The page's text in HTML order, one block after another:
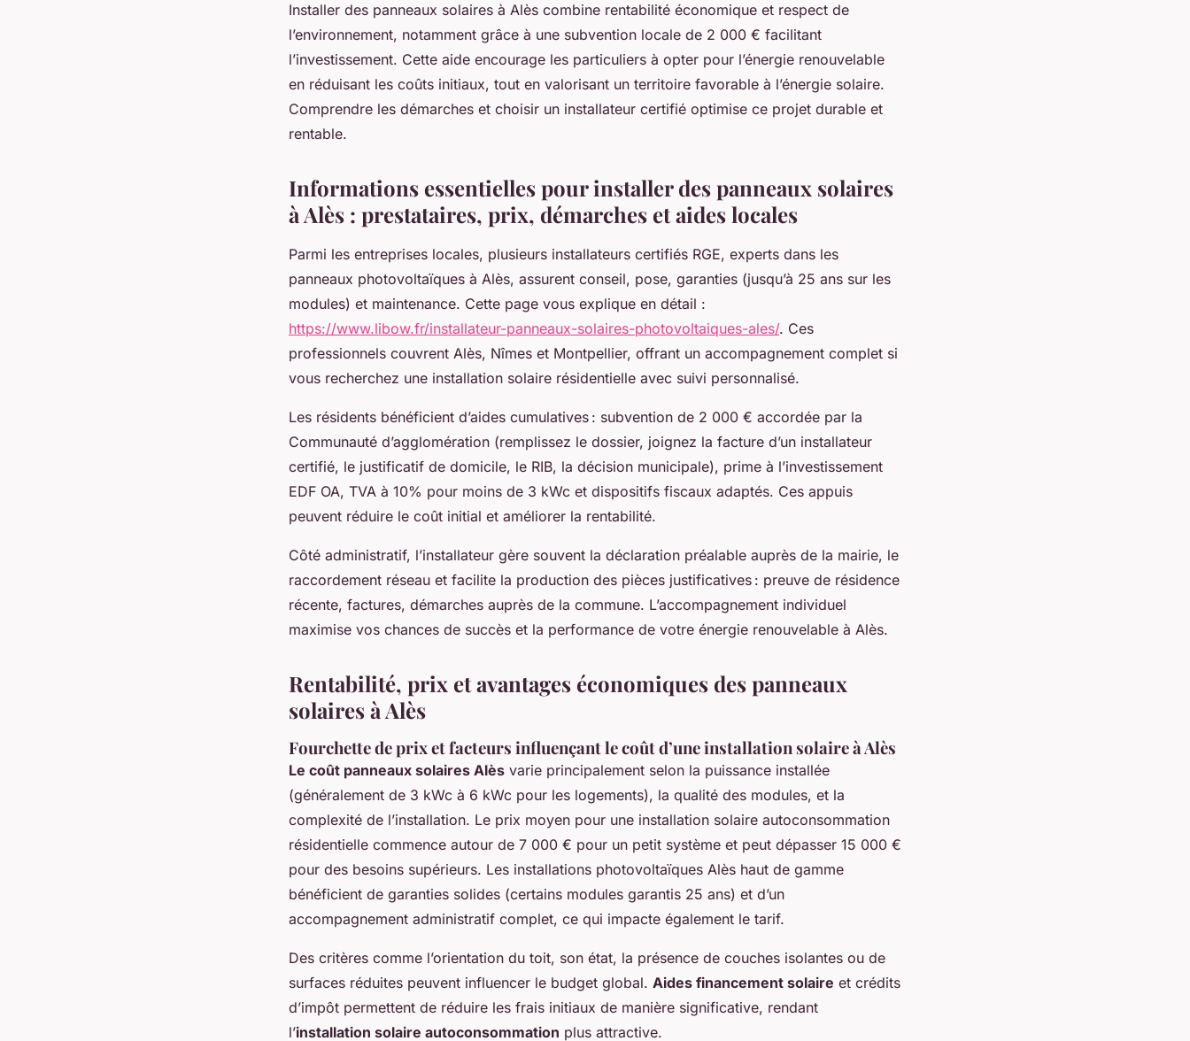
Installer des panneaux solaires à Alès combine rentabilité économique et respect de
l’environnement, notamment grâce à une subvention locale de 2 000 € facilitant
l’investissement. Cette aide encourage les particuliers à opter pour l’énergie renouvelable
en réduisant les coûts initiaux, tout en valorisant un territoire favorable à l’énergie solaire.
Comprendre les démarches et choisir un installateur certifié optimise ce projet durable et
rentable.
Informations essentielles pour installer des panneaux solaires
à Alès : prestataires, prix, démarches et aides locales
Parmi les entreprises locales, plusieurs installateurs certifiés RGE, experts dans les
panneaux photovoltaïques à Alès, assurent conseil, pose, garanties (jusqu’à 25 ans sur les
modules) et maintenance. Cette page vous explique en détail :
https://www.libow.fr/installateur-panneaux-solaires-photovoltaiques-ales/. Ces
professionnels couvrent Alès, Nîmes et Montpellier, offrant un accompagnement complet si
vous recherchez une installation solaire résidentielle avec suivi personnalisé.
Les résidents bénéficient d’aides cumulatives : subvention de 2 000 € accordée par la
Communauté d’agglomération (remplissez le dossier, joignez la facture d’un installateur
certifié, le justificatif de domicile, le RIB, la décision municipale), prime à l’investissement
EDF OA, TVA à 10% pour moins de 3 kWc et dispositifs fiscaux adaptés. Ces appuis
peuvent réduire le coût initial et améliorer la rentabilité.
Côté administratif, l’installateur gère souvent la déclaration préalable auprès de la mairie, le
raccordement réseau et facilite la production des pièces justificatives : preuve de résidence
récente, factures, démarches auprès de la commune. L’accompagnement individuel
maximise vos chances de succès et la performance de votre énergie renouvelable à Alès.
Rentabilité, prix et avantages économiques des panneaux
solaires à Alès
Fourchette de prix et facteurs influençant le coût d’une installation solaire à Alès
Le coût panneaux solaires Alès varie principalement selon la puissance installée
(généralement de 3 kWc à 6 kWc pour les logements), la qualité des modules, et la
complexité de l’installation. Le prix moyen pour une installation solaire autoconsommation
résidentielle commence autour de 7 000 € pour un petit système et peut dépasser 15 000 €
pour des besoins supérieurs. Les installations photovoltaïques Alès haut de gamme
bénéficient de garanties solides (certains modules garantis 25 ans) et d’un
accompagnement administratif complet, ce qui impacte également le tarif.
Des critères comme l’orientation du toit, son état, la présence de couches isolantes ou de
surfaces réduites peuvent influencer le budget global. Aides financement solaire et crédits
d’impôt permettent de réduire les frais initiaux de manière significative, rendant
l’installation solaire autoconsommation plus attractive.